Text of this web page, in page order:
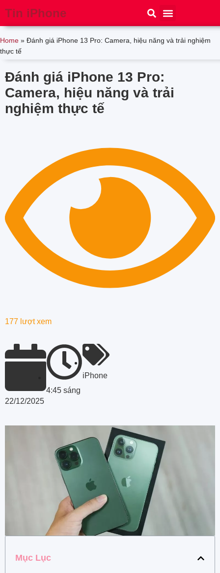
Tin iPhone
Home » Đánh giá iPhone 13 Pro: Camera, hiệu năng và trải nghiệm
thực tế
Đánh giá iPhone 13 Pro:
Camera, hiệu năng và trải
nghiệm thực tế
177 lượt xem
22/12/2025
4:45 sáng
iPhone
Mục Lục